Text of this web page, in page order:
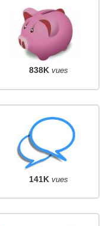
838K vues
141K vues